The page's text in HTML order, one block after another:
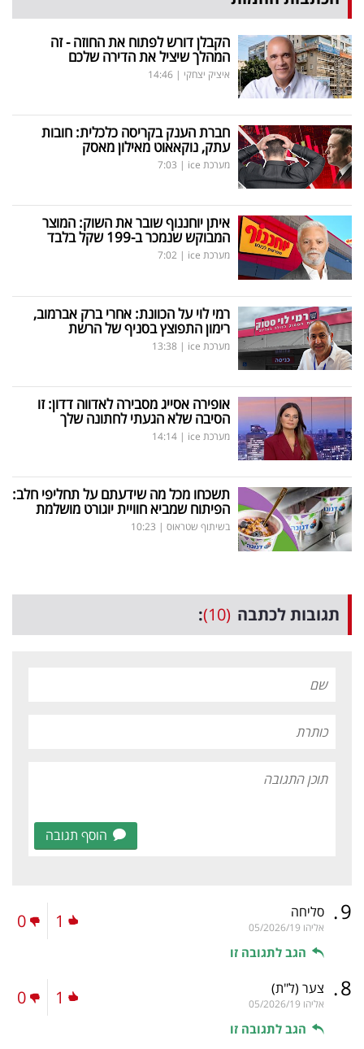
הקבלן דורש לפתוח את החוזה - זה
המהלך שיציל את הדירה שלכם
איציק יצחקי |
14:46
חברת הענק בקריסה כלכלית: חובות
עתק, נוקאאוט מאילון מאסק
מערכת ice |
7:03
איתן יוחננוף שובר את השוק: המוצר
המבוקש שנמכר ב-199 שקל בלבד
מערכת ice |
7:02
רמי לוי על הכוונת: אחרי ברק אברמוב,
רימון התפוצץ בסניף של הרשת
מערכת ice |
13:38
אופירה אסייג מסבירה לאדווה דדון: זו
הסיבה שלא הגעתי לחתונה שלך
מערכת ice |
14:14
תשכחו מכל מה שידעתם על תחליפי חלב:
הפיתוח שמביא חוויית יוגורט מושלמת
בשיתוף שטראוס |
10:23
תגובות לכתבה (10)
:
הוסף תגובה
9
. סליחה
אליהו 05/2026/19
הגב לתגובה זו
1
0
8
. צער (ל"ת)
אליהו 05/2026/19
הגב לתגובה זו
1
0